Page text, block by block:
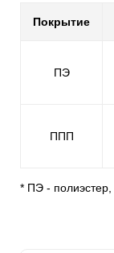
Покрытие
ПЭ
ППП
* ПЭ -